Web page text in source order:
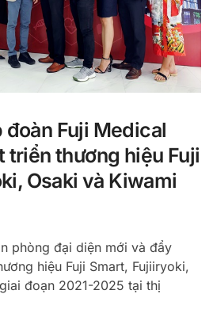
đoàn Fuji Medical
triển thương hiệu Fuji
Osaki và Kiwami
phòng đại diện mới và đẩy
hiệu Fuji Smart, Fujiiryoki,
đoạn 2021-2025 tại thị